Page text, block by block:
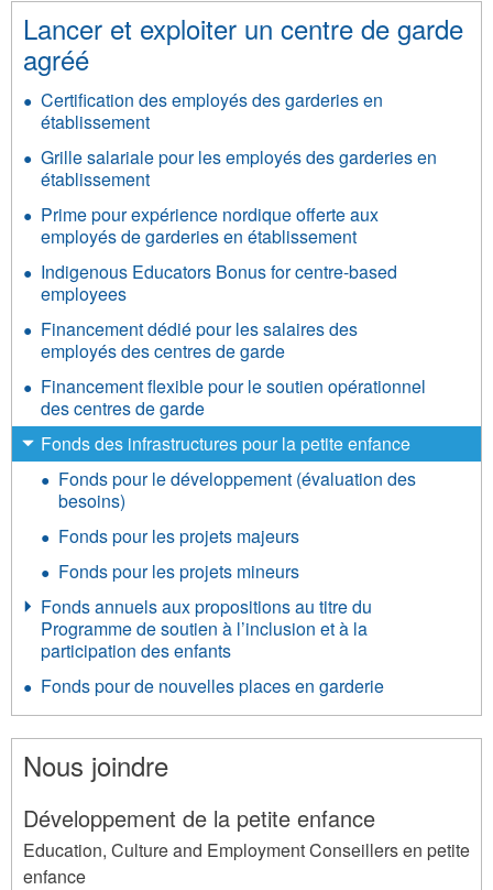
Lancer et exploiter un centre de garde
agréé
Certification des employés des garderies en
établissement
Grille salariale pour les employés des garderies en
établissement
Prime pour expérience nordique offerte aux
employés de garderies en établissement
Indigenous Educators Bonus for centre-based
employees
Financement dédié pour les salaires des
employés des centres de garde
Financement flexible pour le soutien opérationnel
des centres de garde
Fonds des infrastructures pour la petite enfance
Fonds pour le développement (évaluation des
besoins)
Fonds pour les projets majeurs
Fonds pour les projets mineurs
Fonds annuels aux propositions au titre du
Programme de soutien à l’inclusion et à la
participation des enfants
Fonds pour de nouvelles places en garderie
Nous joindre
Développement de la petite enfance
Education, Culture and Employment Conseillers en petite
enfance